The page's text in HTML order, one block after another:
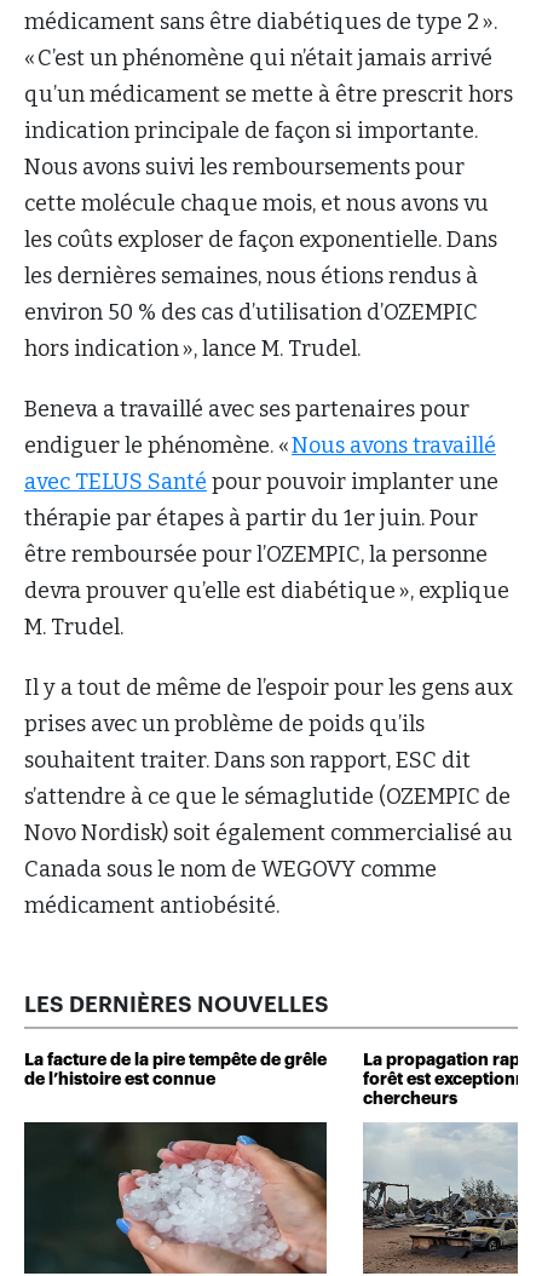
médicament sans être diabétiques de type 2 ».
« C’est un phénomène qui n’était jamais arrivé
qu’un médicament se mette à être prescrit hors
indication principale de façon si importante.
Nous avons suivi les remboursements pour
cette molécule chaque mois, et nous avons vu
les coûts exploser de façon exponentielle. Dans
les dernières semaines, nous étions rendus à
environ 50 % des cas d’utilisation d’OZEMPIC
hors indication », lance M. Trudel.
Beneva a travaillé avec ses partenaires pour
endiguer le phénomène. «Nous avons travaillé
avec TELUS Santé pour pouvoir implanter une
thérapie par étapes à partir du 1er juin. Pour
être remboursée pour l’OZEMPIC, la personne
devra prouver qu’elle est diabétique », explique
M. Trudel.
Il y a tout de même de l’espoir pour les gens aux
prises avec un problème de poids qu’ils
souhaitent traiter. Dans son rapport, ESC dit
s’attendre à ce que le sémaglutide (OZEMPIC de
Novo Nordisk) soit également commercialisé au
Canada sous le nom de WEGOVY comme
médicament antiobésité.
LES DERNIÈRES NOUVELLES
La facture de la pire tempête de grêle
de l’histoire est connue
La propagation
forêt est
chercheurs